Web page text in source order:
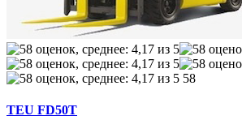
58
TEU FD50Т